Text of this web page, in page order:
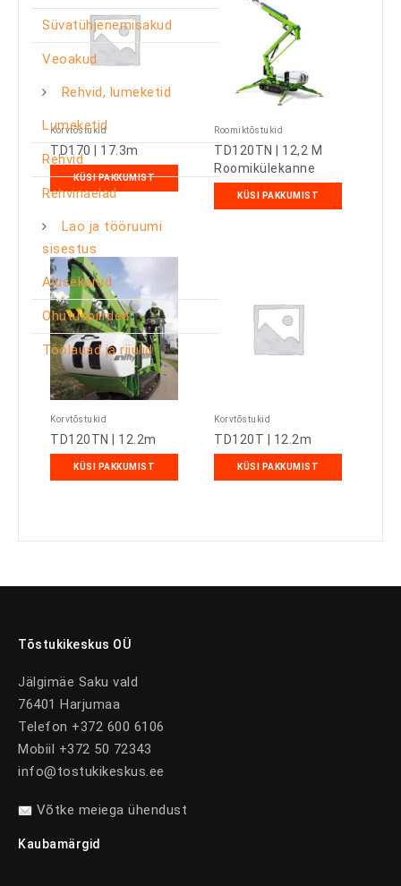
Süvatühjenemisakud
Veoakud
Rehvid, lumeketid
Lumeketid
Rehvid
Rehvinaelad
Lao ja tööruumi
sisestus
Alusekärud
Ohutuspiirded
Töölauad ja riiulid
Korvtõstukid
TD170 | 17.3m
KÜSI PAKKUMIST
Roomiktõstukid
TD120TN | 12,2 M
Roomikülekanne
KÜSI PAKKUMIST
Korvtõstukid
TD120TN | 12.2m
KÜSI PAKKUMIST
Korvtõstukid
TD120T | 12.2m
KÜSI PAKKUMIST
Tõstukikeskus OÜ
Jälgimäe Saku vald
76401 Harjumaa
Telefon +372 600 6106
Mobiil +372 50 72343
info@tostukikeskus.ee
Võtke meiega ühendust
Kaubamärgid